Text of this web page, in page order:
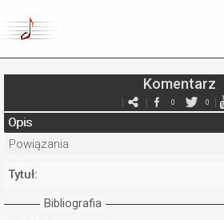
Komentarz
0 0
Opis
Powiązania
Tytuł:
Bibliografia